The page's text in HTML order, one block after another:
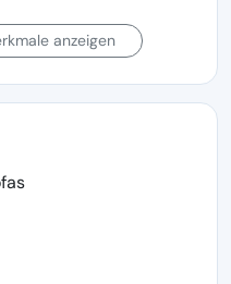
Badewanne
anzeigen